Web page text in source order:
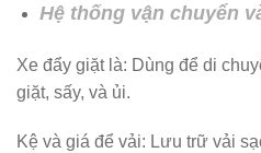
Hệ thống vận chuyển
Xe đẩy giặt là: Dùng để di
giặt, sấy, và ủi.
Kệ và giá để vải: Lưu trữ vải